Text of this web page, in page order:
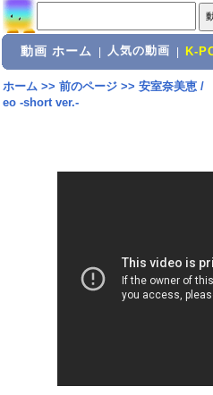
動画 ホーム 人気の動画 K-
ホーム>> 前のページ>> 安室奈美恵 /
eo -short ver.-